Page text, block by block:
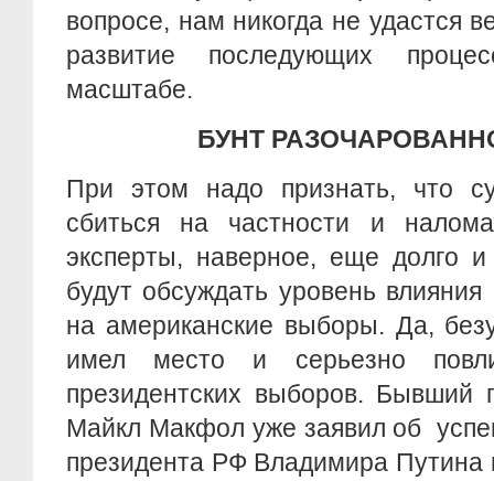
вопросе, нам никогда не удастся
развитие последующих
масштабе.
БУНТ
При этом надо признать, что
сбиться на частности и
эксперты, наверное, еще долго и
будут обсуждать уровень влияния
на американские выборы. Да,
имел место и серьезно
президентских выборов.
Майкл Макфол уже заявил об
президента РФ Владимира Путина